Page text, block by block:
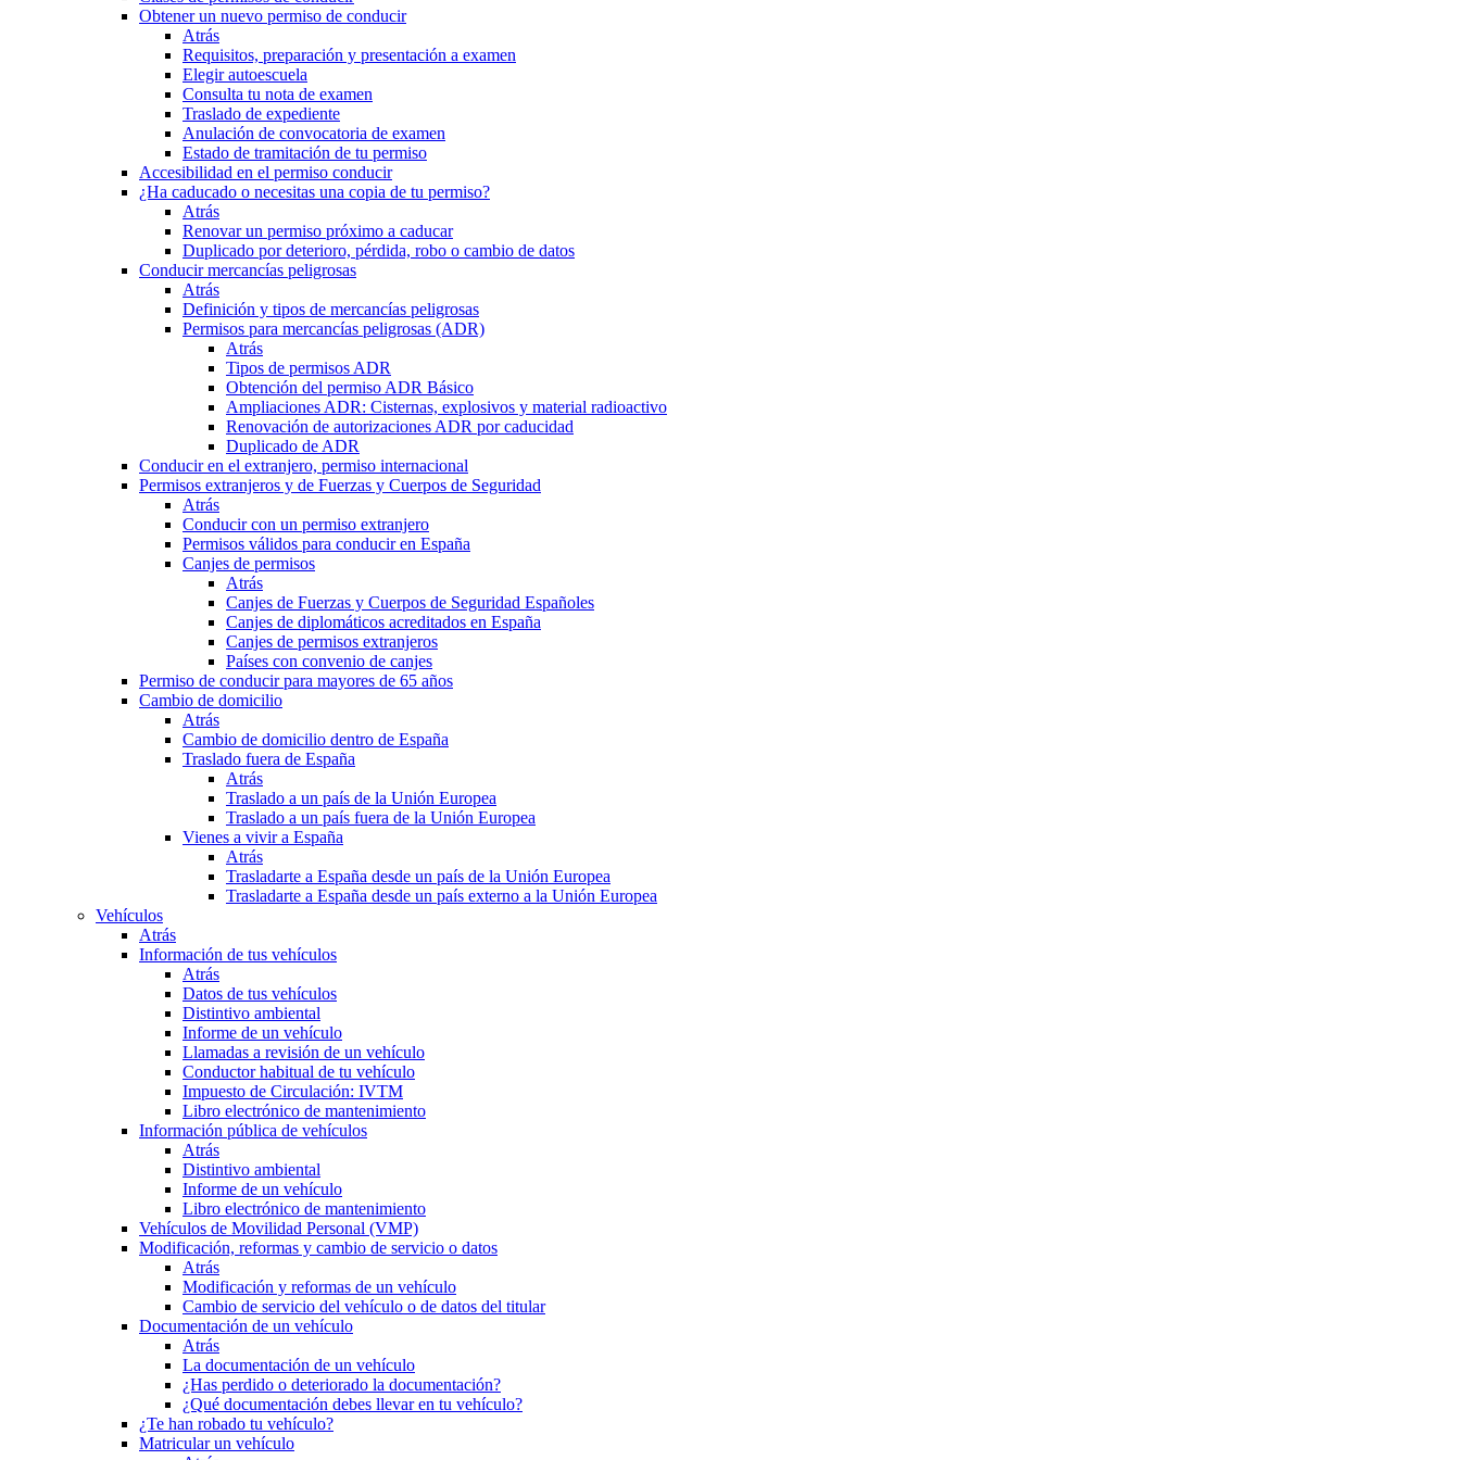
Obtener un nuevo permiso de conducir
Atrás
Requisitos, preparación y presentación a examen
Elegir autoescuela
Consulta tu nota de examen
Traslado de expediente
Anulación de convocatoria de examen
Estado de tramitación de tu permiso
Accesibilidad en el permiso conducir
¿Ha caducado o necesitas una copia de tu permiso?
Atrás
Renovar un permiso próximo a caducar
Duplicado por deterioro, pérdida, robo o cambio de datos
Conducir mercancías peligrosas
Atrás
Definición y tipos de mercancías peligrosas
Permisos para mercancías peligrosas (ADR)
Atrás
Tipos de permisos ADR
Obtención del permiso ADR Básico
Ampliaciones ADR: Cisternas, explosivos y material radioactivo
Renovación de autorizaciones ADR por caducidad
Duplicado de ADR
Conducir en el extranjero, permiso internacional
Permisos extranjeros y de Fuerzas y Cuerpos de Seguridad
Atrás
Conducir con un permiso extranjero
Permisos válidos para conducir en España
Canjes de permisos
Atrás
Canjes de Fuerzas y Cuerpos de Seguridad Españoles
Canjes de diplomáticos acreditados en España
Canjes de permisos extranjeros
Países con convenio de canjes
Permiso de conducir para mayores de 65 años
Cambio de domicilio
Atrás
Cambio de domicilio dentro de España
Traslado fuera de España
Atrás
Traslado a un país de la Unión Europea
Traslado a un país fuera de la Unión Europea
Vienes a vivir a España
Atrás
Trasladarte a España desde un país de la Unión Europea
Trasladarte a España desde un país externo a la Unión Europea
Vehículos
Atrás
Información de tus vehículos
Atrás
Datos de tus vehículos
Distintivo ambiental
Informe de un vehículo
Llamadas a revisión de un vehículo
Conductor habitual de tu vehículo
Impuesto de Circulación: IVTM
Libro electrónico de mantenimiento
Información pública de vehículos
Atrás
Distintivo ambiental
Informe de un vehículo
Libro electrónico de mantenimiento
Vehículos de Movilidad Personal (VMP)
Modificación, reformas y cambio de servicio o datos
Atrás
Modificación y reformas de un vehículo
Cambio de servicio del vehículo o de datos del titular
Documentación de un vehículo
Atrás
La documentación de un vehículo
¿Has perdido o deteriorado la documentación?
¿Qué documentación debes llevar en tu vehículo?
¿Te han robado tu vehículo?
Matricular un vehículo